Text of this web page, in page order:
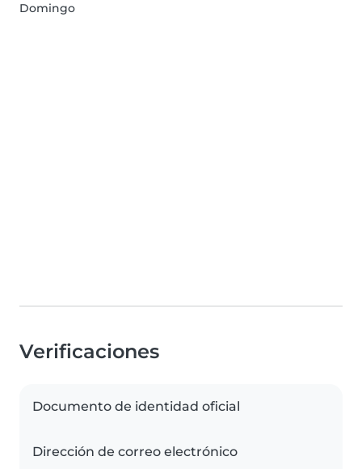
Domingo
Verificaciones
Documento de identidad oficial
Dirección de correo electrónico